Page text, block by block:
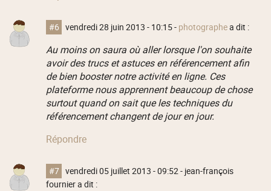
#6 vendredi 28 juin 2013 - 10:15- photographea dit :
Au moins on saura où aller lorsque l'on souhaite
avoir des trucs et astuces en référencement afin
de bien booster notre activité en ligne. Ces
plateforme nous apprennent beaucoup de chose
surtout quand on sait que les techniques du
référencement changent de jour en jour.
Répondre
#7 vendredi 05 juillet 2013 - 09:52- jean-françois
fournier a dit :